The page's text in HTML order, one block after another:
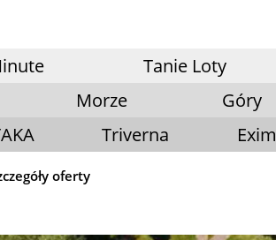
Tanie Loty
Morze Góry
Triverna Exim
oferty